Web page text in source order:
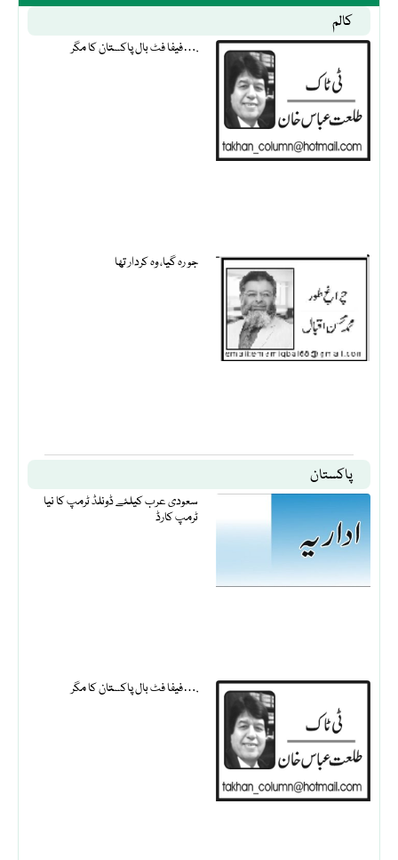
کالم
فیفا فٹ بال پاکستان کا مگر….
جو رہ گیا، وہ کردار تھا
پاکستان
سعودی عرب کیلئے ڈونلڈ ٹرمپ کا نیا
ٹرمپ کارڈ
فیفا فٹ بال پاکستان کا مگر….